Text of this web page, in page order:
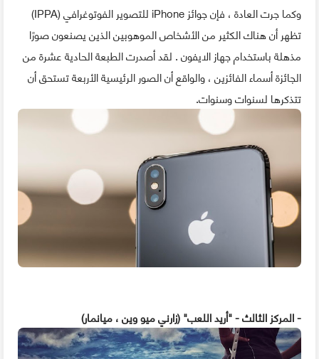
وكما جرت العادة ، فإن جوائز iPhone للتصوير الفوتوغرافي (IPPA)
تظهر أن هناك الكثير من الأشخاص الموهوبين الذين يصنعون صورًا
مذهلة باستخدام جهاز الايفون . لقد أصدرت الطبعة الحادية عشرة من
الجائزة أسماء الفائزين ، والواقع أن الصور الرئيسية الأربعة تستحق أن
تتذكرها لسنوات وسنوات.
- المركز الثالث - "أريد اللعب" (زارني ميو وين ، ميانمار)